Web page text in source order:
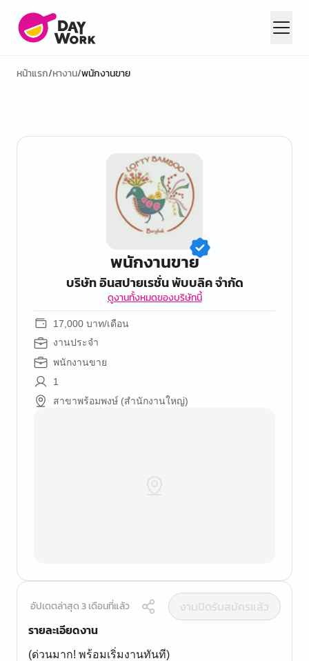
หน้าแรก/หางาน/พนักงานขาย
พนักงานขาย
บริษัท อินสปายเรชั่น พับบลิค จำกัด
ดูงานทั้งหมดของบริษัทนี้
17,000 บาท/เดือน
งานประจำ
พนักงานขาย
1
สาขาพร้อมพงษ์ (สำนักงานใหญ่)
อัปเดตล่าสุด 3 เดือนที่แล้ว
งานปิดรับสมัครแล้ว
รายละเอียดงาน
(ด่วนมาก! พร้อมเริ่มงานทันที)